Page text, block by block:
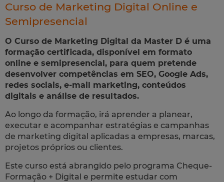
Curso de Marketing Digital Online e
Semipresencial
O Curso de Marketing Digital da Master D é uma
formação certificada, disponível em formato
online e semipresencial, para quem pretende
desenvolver competências em SEO, Google Ads,
redes sociais, e-mail marketing, conteúdos
digitais e análise de resultados.
Ao longo da formação, irá aprender a planear,
executar e acompanhar estratégias e campanhas
de marketing digital aplicadas a empresas, marcas,
projetos próprios ou clientes.
Este curso está abrangido pelo programa Cheque-
Formação + Digital e permite estudar com